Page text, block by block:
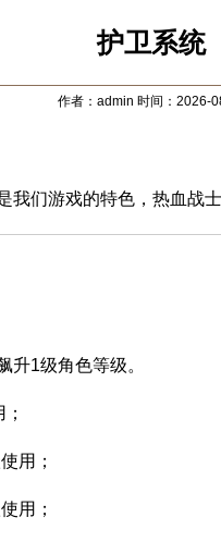
护卫系统
作者：admin 时间：2026-
们游戏的特色，热血战
1级角色等级。
用；
用；